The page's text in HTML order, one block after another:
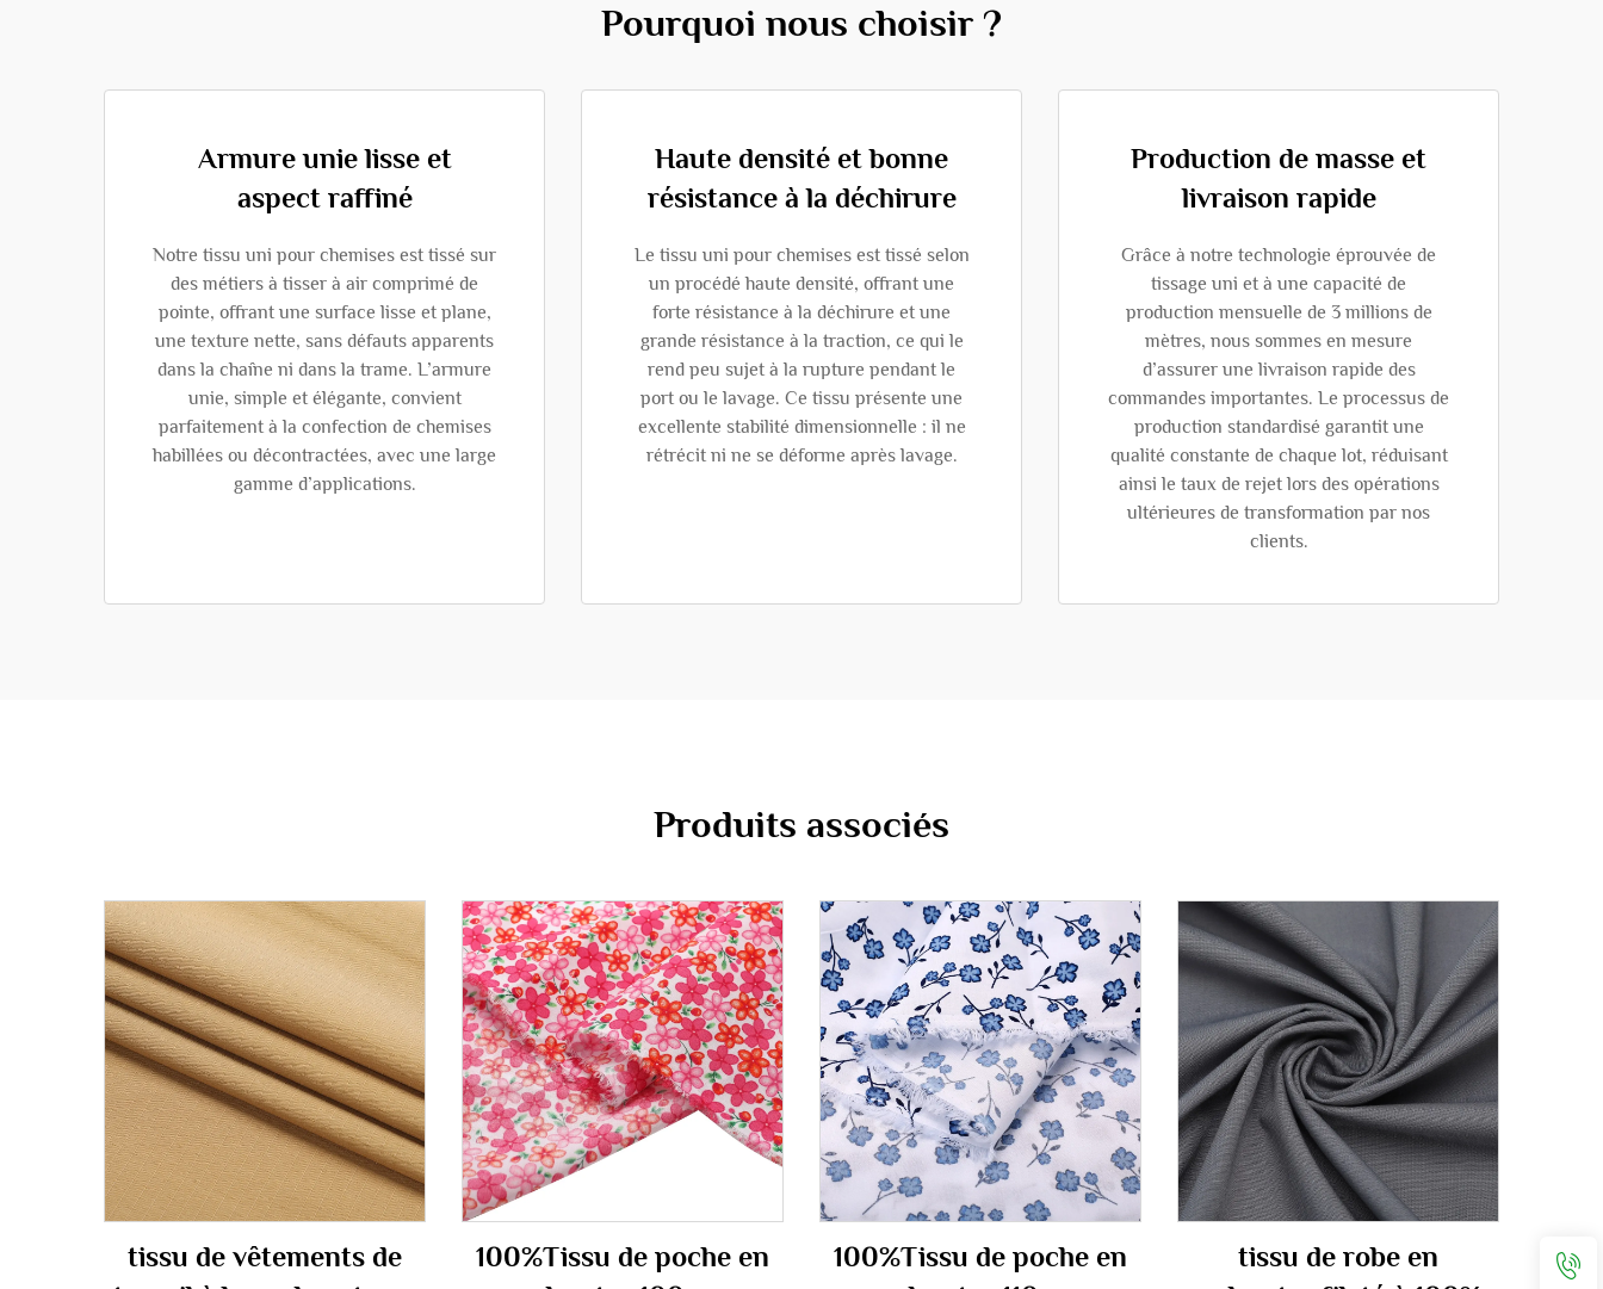
Pourquoi nous choisir ?
Armure unie lisse et
aspect raffiné
Notre tissu uni pour chemises est tissé sur
des métiers à tisser à air comprimé de
pointe, offrant une surface lisse et plane,
une texture nette, sans défauts apparents
dans la chaîne ni dans la trame. L’armure
unie, simple et élégante, convient
parfaitement à la confection de chemises
habillées ou décontractées, avec une large
gamme d’applications.
Haute densité et bonne
résistance à la déchirure
Le tissu uni pour chemises est tissé selon
un procédé haute densité, offrant une
forte résistance à la déchirure et une
grande résistance à la traction, ce qui le
rend peu sujet à la rupture pendant le
port ou le lavage. Ce tissu présente une
excellente stabilité dimensionnelle : il ne
rétrécit ni ne se déforme après lavage.
Production de masse et
livraison rapide
Grâce à notre technologie éprouvée de
tissage uni et à une capacité de
production mensuelle de 3 millions de
mètres, nous sommes en mesure
d’assurer une livraison rapide des
commandes importantes. Le processus de
production standardisé garantit une
qualité constante de chaque lot, réduisant
ainsi le taux de rejet lors des opérations
ultérieures de transformation par nos
clients.
Produits associés
tissu de vêtements de
100%Tissu de poche en
100%Tissu de poche en
tissu de robe en